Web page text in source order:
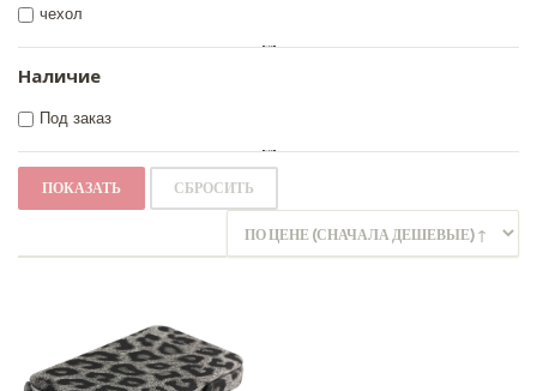
чехол
Наличие
Под заказ
ПОКАЗАТЬ СБРОСИТЬ